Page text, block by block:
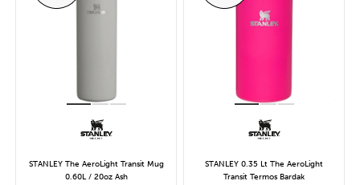
STANLEY The AeroLight Transit Mug
0.60L / 20oz Ash
STANLEY 0.35 Lt The AeroLight
Transit Termos Bardak